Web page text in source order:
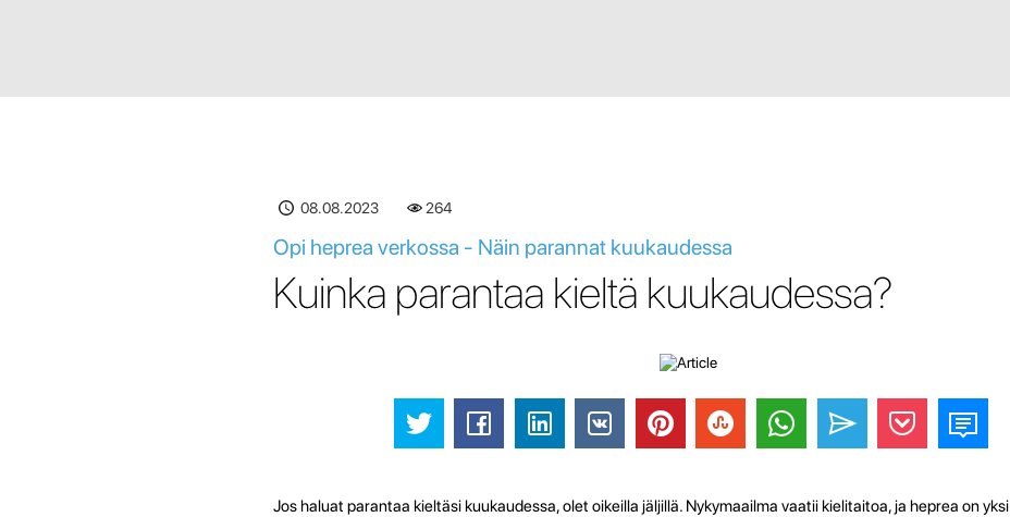
08.08.2023 264
Opi heprea verkossa - Näin parannat kuukaudessa
Kuinka parantaa kieltä kuukaudessa?
Jos haluat parantaa kieltäsi kuukaudessa, olet oikeilla jäljillä. Nykymaailma vaatii kielitaitoa, ja heprea on yksi